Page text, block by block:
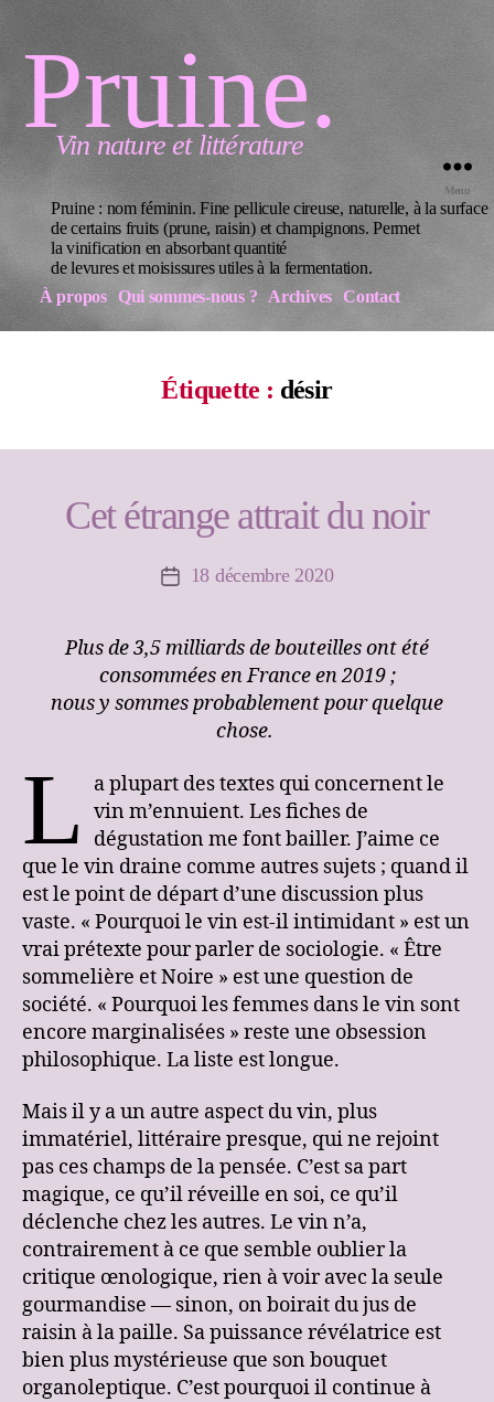
Pruine.
Vin nature et littérature
Menu
Étiquette : désir
Cet étrange attrait du noir
Date18 décembre 2020
Plus de 3,5 milliards de bouteilles ont été
consommées en France en 2019 ;
nous y sommes probablement pour quelque
chose.
L
a plupart des textes qui concernent le
vin m’ennuient. Les fiches de
dégustation me font bailler. J’aime ce
que le vin draine comme autres sujets ; quand il
est le point de départ d’une discussion plus
vaste. « Pourquoi le vin est-il intimidant » est un
vrai prétexte pour parler de sociologie. « Être
sommelière et Noire » est une question de
société. « Pourquoi les femmes dans le vin sont
encore marginalisées » reste une obsession
philosophique. La liste est longue.
Mais il y a un autre aspect du vin, plus
immatériel, littéraire presque, qui ne rejoint
pas ces champs de la pensée. C’est sa part
magique, ce qu’il réveille en soi, ce qu’il
déclenche chez les autres. Le vin n’a,
contrairement à ce que semble oublier la
critique œnologique, rien à voir avec la seule
gourmandise — sinon, on boirait du jus de
raisin à la paille. Sa puissance révélatrice est
bien plus mystérieuse que son bouquet
organoleptique. C’est pourquoi il continue à
Pruine : nom féminin. Fine pellicule cireuse, naturelle, à la surface
de certains fruits (prune, raisin) et champignons. Permet
la vinification en absorbant quantité
de levures et moisissures utiles à la fermentation.
À propos
Qui sommes-nous ? Archives Contact